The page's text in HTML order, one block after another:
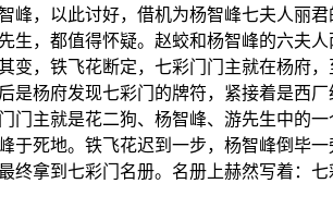
峰，以此讨好，借机为杨智峰七夫人丽
，都值得怀疑。赵蛟和杨智峰的六夫
变，铁飞花断定，七彩门门主就在杨府
是杨府发现七彩门的牌符，紧接着是西
门主就是花二狗、杨智峰、游先生中的
于死地。铁飞花迟到一步，杨智峰倒毕
拿到七彩门名册。名册上赫然写着：七